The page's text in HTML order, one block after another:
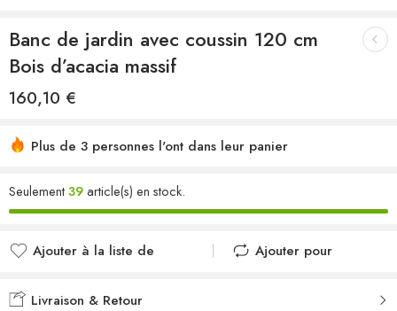
Banc de jardin avec coussin 120 cm
Bois d’acacia massif
160,10 €
Plus de 3 personnes l'ont dans leur panier
Seulement39article(s) en stock.
Ajouter à la liste de
Ajouté à la liste de
Ajouter pour
Livraison & Retour